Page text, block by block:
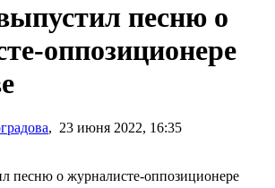
песню о
оппозиционере
, 23 июня 2022, 16:35